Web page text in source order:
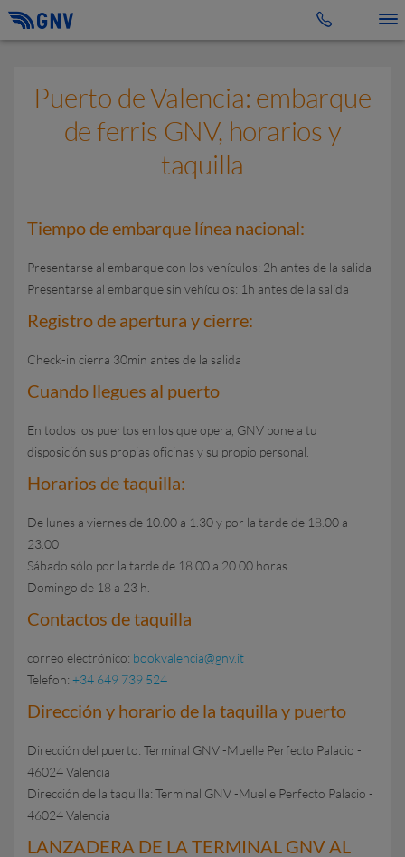
Puerto de Valencia: embarque
de ferris GNV, horarios y
taquilla
Tiempo de embarque línea nacional:
Presentarse al embarque con los vehículos: 2h antes de la salida
Presentarse al embarque sin vehículos: 1h antes de la salida
Registro de apertura y cierre:
Check-in cierra 30min antes de la salida
Cuando llegues al puerto
En todos los puertos en los que opera, GNV pone a tu
disposición sus propias oficinas y su propio personal.
Horarios de taquilla:
De lunes a viernes de 10.00 a 1.30 y por la tarde de 18.00 a
23.00
Sábado sólo por la tarde de 18.00 a 20.00 horas
Domingo de 18 a 23 h.
Contactos de taquilla
correo electrónico: bookvalencia@gnv.it
Telefon: +34 649 739 524
Dirección y horario de la taquilla y puerto
Dirección del puerto: Terminal GNV -Muelle Perfecto Palacio -
46024 Valencia
Dirección de la taquilla: Terminal GNV -Muelle Perfecto Palacio -
46024 Valencia
LANZADERA DE LA TERMINAL GNV AL